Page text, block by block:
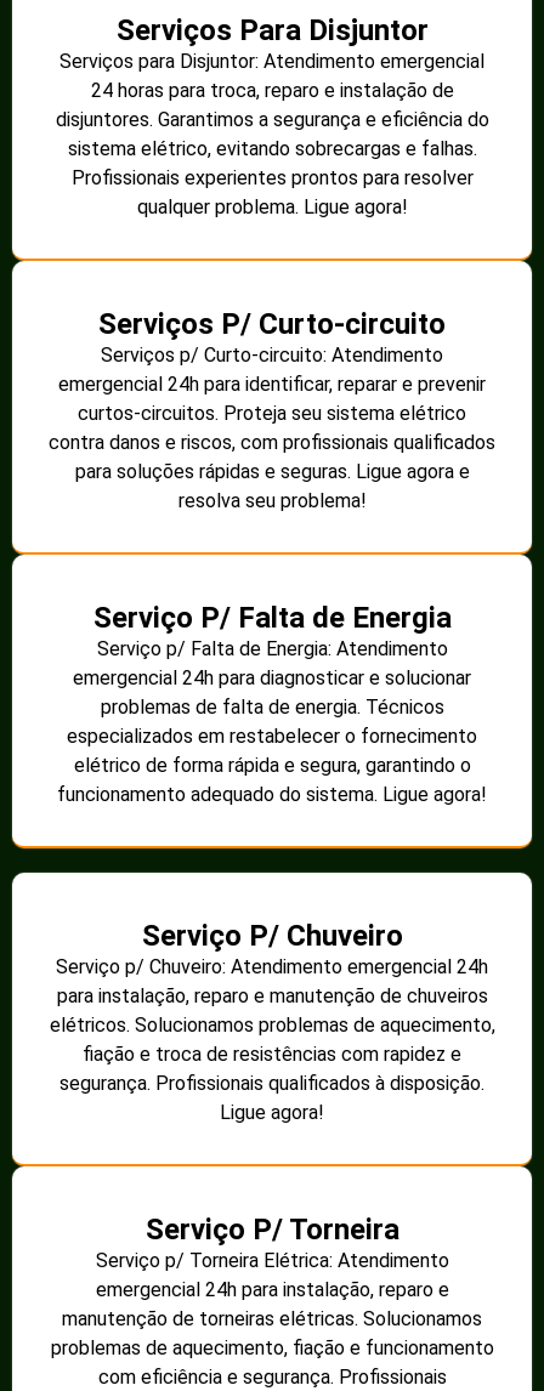
Serviços Para Disjuntor
Serviços para Disjuntor: Atendimento emergencial
24 horas para troca, reparo e instalação de
disjuntores. Garantimos a segurança e eficiência do
sistema elétrico, evitando sobrecargas e falhas.
Profissionais experientes prontos para resolver
qualquer problema. Ligue agora!
Serviços P/ Curto-circuito
Serviços p/ Curto-circuito: Atendimento
emergencial 24h para identificar, reparar e prevenir
curtos-circuitos. Proteja seu sistema elétrico
contra danos e riscos, com profissionais qualificados
para soluções rápidas e seguras. Ligue agora e
resolva seu problema!
Serviço P/ Falta de Energia
Serviço p/ Falta de Energia: Atendimento
emergencial 24h para diagnosticar e solucionar
problemas de falta de energia. Técnicos
especializados em restabelecer o fornecimento
elétrico de forma rápida e segura, garantindo o
funcionamento adequado do sistema. Ligue agora!
Serviço P/ Chuveiro
Serviço p/ Chuveiro: Atendimento emergencial 24h
para instalação, reparo e manutenção de chuveiros
elétricos. Solucionamos problemas de aquecimento,
fiação e troca de resistências com rapidez e
segurança. Profissionais qualificados à disposição.
Ligue agora!
Serviço P/ Torneira
Serviço p/ Torneira Elétrica: Atendimento
emergencial 24h para instalação, reparo e
manutenção de torneiras elétricas. Solucionamos
problemas de aquecimento, fiação e funcionamento
com eficiência e segurança. Profissionais